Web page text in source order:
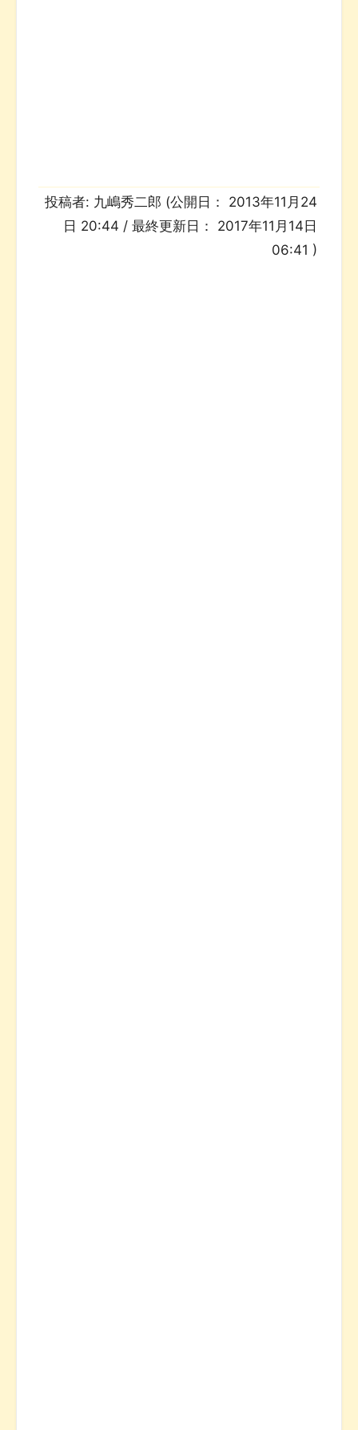
投稿者: 九嶋秀二郎 (公開日： 2013年11月24
日 20:44 / 最終更新日： 2017年11月14日
06:41 )